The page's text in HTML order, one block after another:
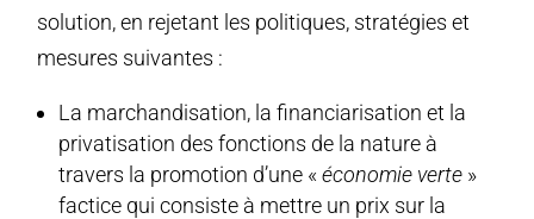
solution, en rejetant les politiques, stratégies et
mesures suivantes :
La marchandisation, la financiarisation et la
privatisation des fonctions de la nature à
travers la promotion d’une «économie verte »
factice qui consiste à mettre un prix sur la